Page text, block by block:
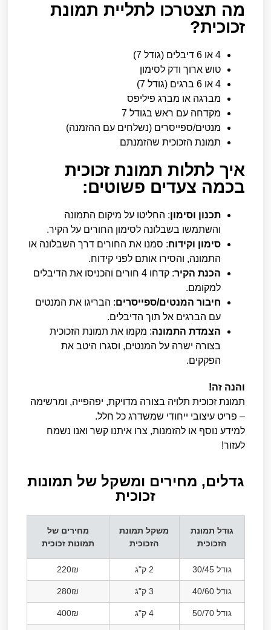
מה תצטרכו לתליית תמונת
זכוכית?
4 או 6 דיבלים (גודל 7)
טוש ארוך ודק לסימון
4 או 6 ברגים (גודל 7)
מברגה או מברג פיליפס
מקדחה עם ראש בגודל 7
מנטים/ספייסרים (נשלחים עם ההזמנה)
תמונת הזכוכית שהזמנתם
איך לתלות תמונת זכוכית
בכמה צעדים פשוטים:
תכנון וסימון: החליטו על מיקום התמונה
והשתמשו בשבלונה לסימון החורים על הקיר.
סימון וקידוח: סמנו את החורים דרך השבלונה או
התמונה, והסירו אותם לפני קידוח.
הכנת הקיר
: קדחו 4 חורים והכניסו את הדיבלים
למקומם.
חיבור המנטים/ספייסרים: הבריגו את המנטים
עם הברגים אל תוך הדיבלים.
הצמדת התמונה: מקמו את תמונת הזכוכית
בצורה ישרה על המנטים, וסגרו היטב את
הפקקים.
והנה זה!
תמונת זכוכית תלויה בצורה מדויקת, יפהפייה, ומרשימה
– פריט עיצובי ייחודי שמשדרג כל חלל.
למידע נוסף או להזמנות, צרו איתנו קשר ואנו נשמח
לעזור!
גדלים, מחירים ומשקל של תמונות
זכוכית​
גודל תמונת
הזכוכית
משקל תמונת
הזכוכית
מחירים של
תמונות זכוכית
גודל 30/45 2 ק"ג 220₪
גודל 40/60 3 ק"ג 280₪
גודל 50/70 4 ק"ג 400₪